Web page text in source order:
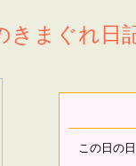
きまぐれ日
この日の